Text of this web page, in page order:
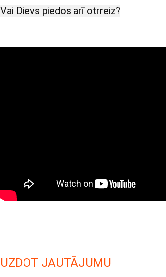
Vai Dievs piedos arī otrreiz?
UZDOT JAUTĀJUMU